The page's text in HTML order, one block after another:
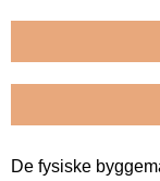
De fysiske